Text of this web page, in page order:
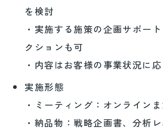
を検討
・実施する施策の企画サポー
クションも可
・内容はお客様の事業状況に
実施形態
・ミーティング：オンライン
・納品物：戦略企画書、分析